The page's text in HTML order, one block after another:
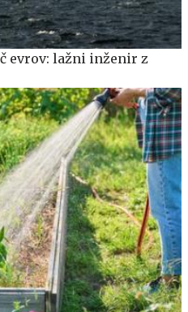
evrov: lažni inženir z